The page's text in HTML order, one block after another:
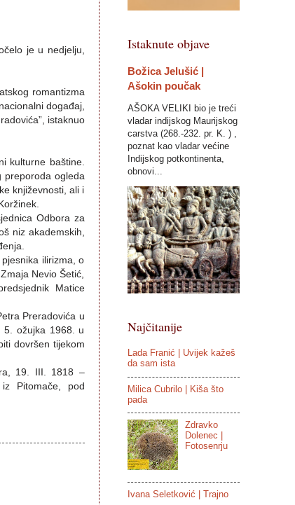
je u nedjelju,
romantizma
događaj,
istaknuo
kulturne baštine.
preporoda ogleda
književnosti, ali i
Odbora za
niz akademskih,
ilirizma, o
Nevio Šetić,
Matice
Preradovića u
5. ožujka 1968. u
dovršen tijekom
19. III. 1818 –
Pitomače, pod
Istaknute objave
Božica Jelušić |
Ašokin poučak
AŠOKA VELIKI bio je treći
vladar indijskog Maurijskog
carstva (268.-232. pr. K. ) ,
poznat kao vladar većine
Indijskog potkontinenta,
obnovi...
Najčitanije
Lada Franić | Uvijek kažeš
da sam ista
Milica Cubrilo | Kiša što
pada
Zdravko
Dolenec |
Fotosenrju
Ivana Seletković | Trajno